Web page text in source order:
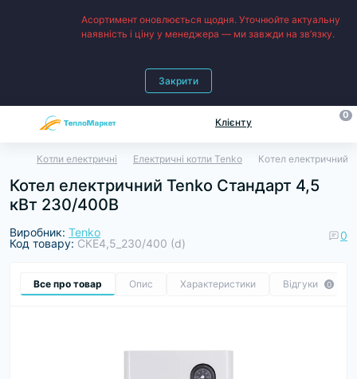
Асортимент оновлюється щодня. Уточнюйте актуальну
наявність і ціну у менеджера — ми завжди на зв’язку.
Закрити
Клієнту
0
Котли електричні Електричні котли Tenko Котел електричний
Котел електричний Tenko Cтандарт 4,5
кВт 230/400В
Виробник: Tenko
Код товару: СКЕ4,5_230/400 (d)
0
Все про товар Опис Характеристики Відгуки 0